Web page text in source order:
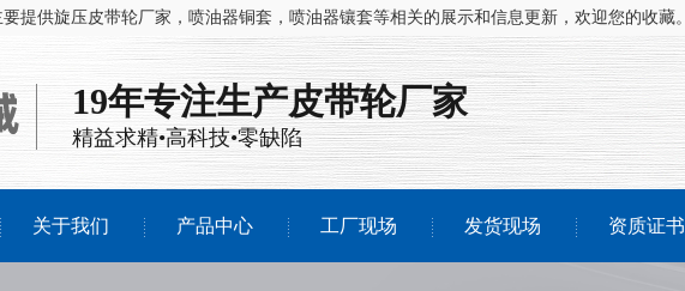
要提供旋压皮带轮厂家 ，喷油器铜套，喷油器镶套等相关的展示和信息更新，欢迎您的收藏。
19年专注生产皮带轮厂家
精益求精•高科技•零缺陷
关于我们 产品中心 工厂现场 发货现场 资质证书